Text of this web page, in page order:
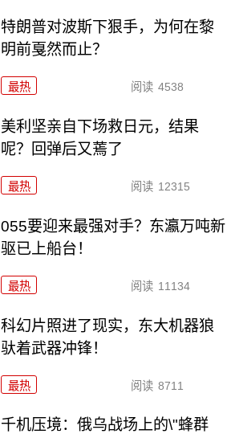
特朗普对波斯下狠手，为何在黎
明前戛然而止？
最热 阅读 4538
美利坚亲自下场救日元，结果
呢？回弹后又蔫了
最热 阅读 12315
055要迎来最强对手？东瀛万吨新
驱已上船台！
最热 阅读 11134
科幻片照进了现实，东大机器狼
驮着武器冲锋！
最热 阅读 8711
千机压境：俄乌战场上的\"蜂群